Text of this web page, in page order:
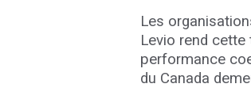
Les
Levio rend
performance
du Canada